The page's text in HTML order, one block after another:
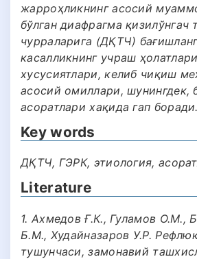
жарроҳликнинг асосий
бўлган диафрагма қизилўнгач
чурраларига (ДҚТЧ)
касалликнинг учраш
хусусиятлари, келиб чиқиш
асосий омиллари, шунингдек,
асоратлари хақида гап боради.
Key words
ДҚТЧ, ГЭРК, этиология,
Literature
1. Ахмедов Ғ.К., Гуламов О.М.,
Б.М., Худайназаров У.Р.
тушунчаси, замонавий